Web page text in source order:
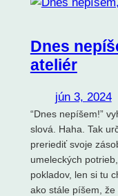
Dnes
ateliér
jún 3, 2024
“Dnes nepíšem!”
slová. Haha. Tak
preriediť svoje
umeleckých
pokladov, len si tu
ako stále píšem,